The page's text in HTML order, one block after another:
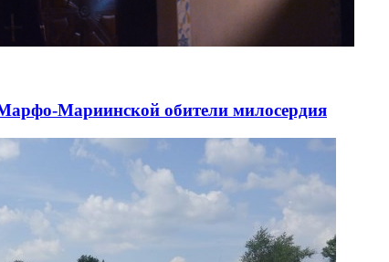
Мариинской обители милосердия